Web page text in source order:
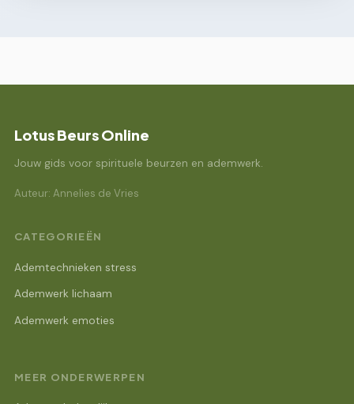
Lotus Beurs Online
Jouw gids voor spirituele beurzen en ademwerk.
Auteur: Annelies de Vries
CATEGORIEËN
Ademtechnieken stress
Ademwerk lichaam
Ademwerk emoties
MEER ONDERWERPEN